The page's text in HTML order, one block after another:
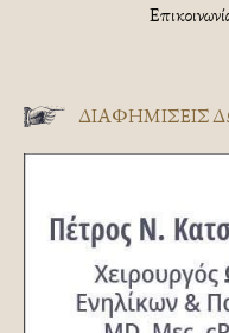
ΔΙΑΦΗΜΊΣΕΙΣ